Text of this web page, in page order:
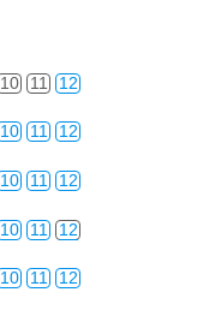
10 11 12
10 11 12
10 11 12
10 11 12
10 11 12